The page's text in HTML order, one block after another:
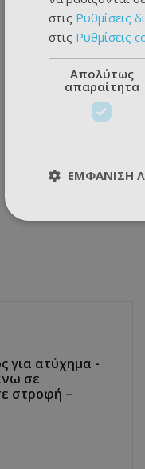
για ατύχημα -
σε
στροφή –
στις Ρυθμίσεις
στις Ρυθμίσεις
Απολύτως
απαραίτητα
ΕΜΦΆΝΙΣΗ